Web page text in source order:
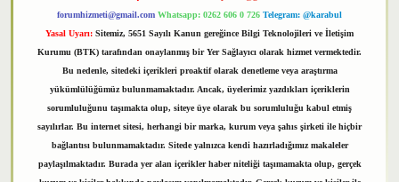
forumhizmeti@gmail.com Whatsapp: 0262 606 0 726 Telegram: @karabul
Yasal Uyarı: Sitemiz, 5651 Sayılı Kanun gereğince Bilgi Teknolojileri ve İletişim
Kurumu (BTK) tarafından onaylanmış bir Yer Sağlayıcı olarak hizmet vermektedir.
Bu nedenle, sitedeki içerikleri proaktif olarak denetleme veya araştırma
yükümlülüğümüz bulunmamaktadır. Ancak, üyelerimiz yazdıkları içeriklerin
sorumluluğunu taşımakta olup, siteye üye olarak bu sorumluluğu kabul etmiş
sayılırlar. Bu internet sitesi, herhangi bir marka, kurum veya şahıs şirketi ile hiçbir
bağlantısı bulunmamaktadır. Sitede yalnızca kendi hazırladığımız makaleler
paylaşılmaktadır. Burada yer alan içerikler haber niteliği taşımamakta olup, gerçek